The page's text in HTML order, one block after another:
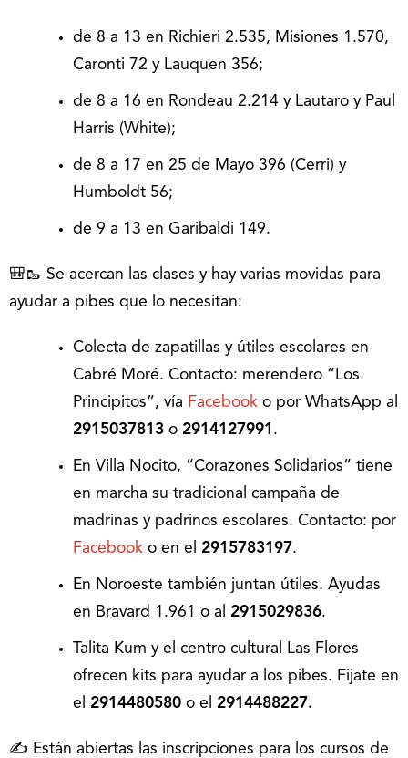
de 8 a 13 en Richieri 2.535, Misiones 1.570,
Caronti 72 y Lauquen 356;
de 8 a 16 en Rondeau 2.214 y Lautaro y Paul
Harris (White);
de 8 a 17 en 25 de Mayo 396 (Cerri) y
Humboldt 56;
de 9 a 13 en Garibaldi 149.
🎒🥾 Se acercan las clases y hay varias movidas para
ayudar a pibes que lo necesitan:
Colecta de zapatillas y útiles escolares en
Cabré Moré. Contacto: merendero “Los
Principitos”, vía Facebook o por WhatsApp al
2915037813 o 2914127991 .
En Villa Nocito, “Corazones Solidarios” tiene
en marcha su tradicional campaña de
madrinas y padrinos escolares. Contacto: por
Facebook o en el 2915783197.
En Noroeste también juntan útiles. Ayudas
en Bravard 1.961 o al 2915029836.
Talita Kum y el centro cultural Las Flores
ofrecen kits para ayudar a los pibes. Fijate en
el 2914480580 o el 2914488227.
✍️ Están abiertas las inscripciones para los cursos de